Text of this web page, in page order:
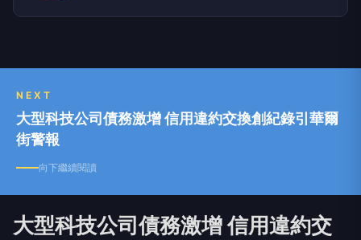
NEXT
大型科技公司債務激增 信用違約交換創紀錄引華爾
街警報
向下繼續閱讀
大型科技公司債務激增 信用違約交